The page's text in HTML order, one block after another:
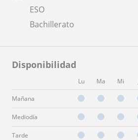
ESO
Bachillerato
Disponibilidad
Lu Ma Mi
Mañana
Mediodía
Tarde